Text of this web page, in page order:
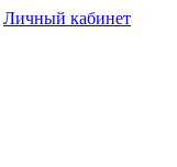
Личный кабинет